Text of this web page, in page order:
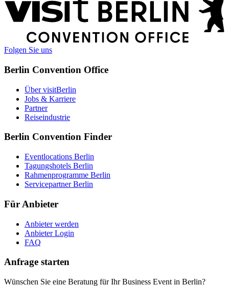
Weitere
Informationen
Folgen Sie uns
Berlin Convention Office
Über visitBerlin
Jobs & Karriere
Partner
Reiseindustrie
Berlin Convention Finder
Eventlocations Berlin
Tagungshotels Berlin
Rahmenprogramme Berlin
Servicepartner Berlin
Für Anbieter
Anbieter werden
Anbieter Login
FAQ
Anfrage starten
Wünschen Sie eine Beratung für Ihr Business Event in Berlin?